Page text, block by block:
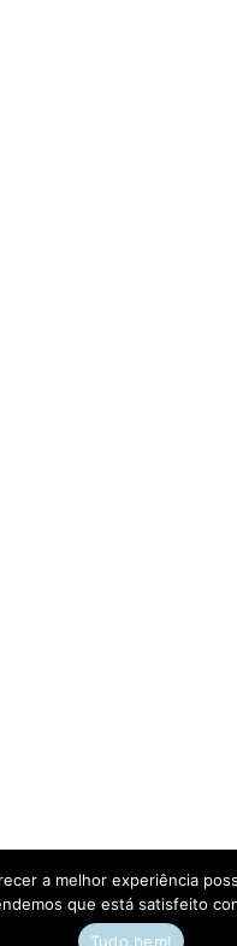
a melhor experiência
que está satisfeito
Tudo bem!